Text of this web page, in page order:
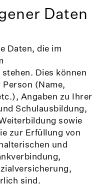
Daten
Daten, die im
Dies können
(Name,
Angaben zu Ihrer
Schulausbildung,
sowie
zur Erfüllung von
und
sind.